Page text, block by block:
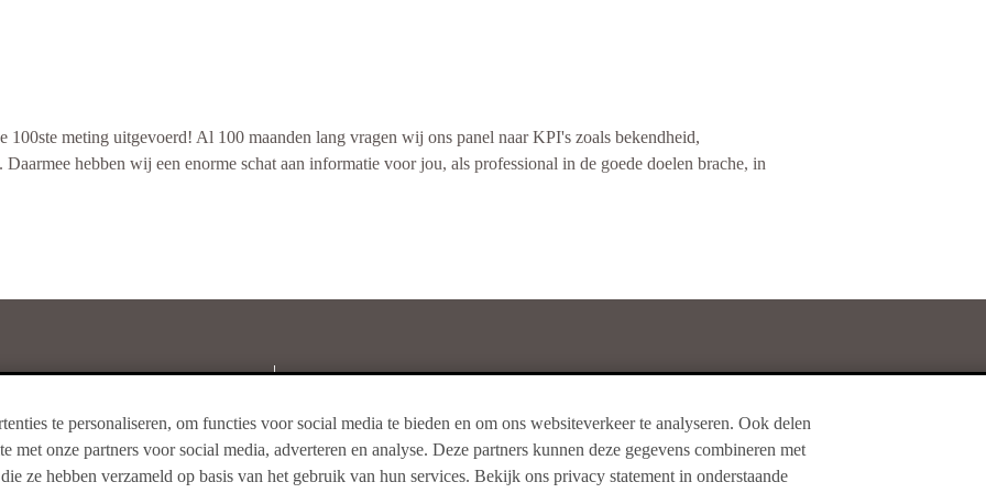
te personaliseren, om functies voor social media te bieden en om ons websiteverkeer te analyseren. Ook delen
met onze partners voor social media, adverteren en analyse. Deze partners kunnen deze gegevens combineren met
ze hebben verzameld op basis van het gebruik van hun services. Bekijk ons privacy statement in onderstaande
via ons zusterbedrijf PanelWizard?
De meeste mensen die ernaar gevraagd werden, zeggen de berichten niet te beantwoorden, maar even lezen
langzamer rijden of het missen van een afslag. Ook is het soms de oorzaak van een ongeluk. Het
de bewustwordingscampagne 'MONO' van IenW.
in de meeste gevallen (84 procent) als onbelangrijk worden gezien en, zo vindt een grote
100ste meting uitgevoerd! Al 100 maanden lang vragen wij ons panel naar KPI's zoals bekendheid,
hebben wij een enorme schat aan informatie voor jou, als professional in de goede doelen brache, in
25
Haarlem
Nieuwe Gracht 3
2011 NB Haarlem
085-4018250